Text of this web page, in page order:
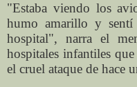
"Estaba viendo los
humo amarillo y sentí
hospital", narra el
hospitales infantiles
el cruel ataque de hace